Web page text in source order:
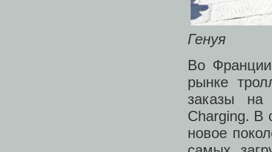
Генуя
Во
рынке
заказы на
Charging. В
новое